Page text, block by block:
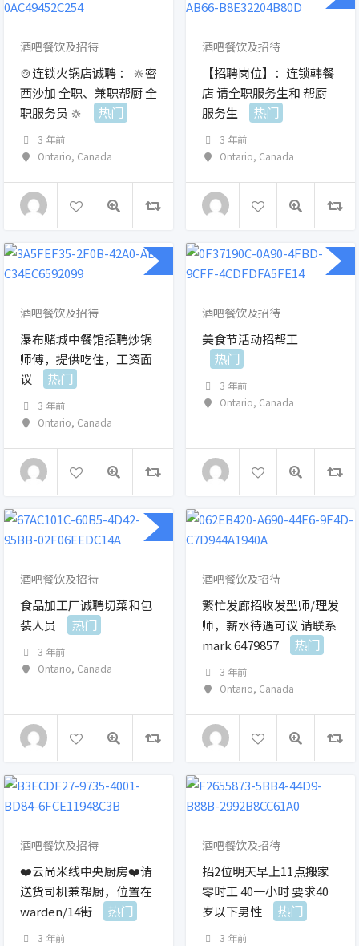
酒吧餐饮及招待
🍲连锁火锅店诚聘 ： 🔆密
西沙加 全职、兼职帮厨 全
职服务员 🔆
热门
3 年前
Ontario, Canada
酒吧餐饮及招待
【招聘岗位】：连锁韩餐
店 请全职服务生和 帮厨
服务生
热门
3 年前
Ontario, Canada
酒吧餐饮及招待
瀑布赌城中餐馆招聘炒锅
师傅，提供吃住，工资面
议
热门
3 年前
Ontario, Canada
酒吧餐饮及招待
美食节活动招帮工
热门
3 年前
Ontario, Canada
酒吧餐饮及招待
食品加工厂诚聘切菜和包
装人员
热门
3 年前
Ontario, Canada
酒吧餐饮及招待
繁忙发廊招收发型师/理发
师，薪水待遇可议 请联系
mark 6479857
热门
3 年前
Ontario, Canada
酒吧餐饮及招待
❤️云尚米线中央厨房❤️请
送货司机兼帮厨，位置在
warden/14街
热门
3 年前
酒吧餐饮及招待
招2位明天早上11点搬家
零时工 40一小时 要求40
岁以下男性
热门
3 年前